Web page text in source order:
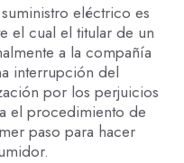
eléctrico es
el cual el titular de un
a la compañía
interrupción del
por los perjuicios
el procedimiento de
paso para hacer